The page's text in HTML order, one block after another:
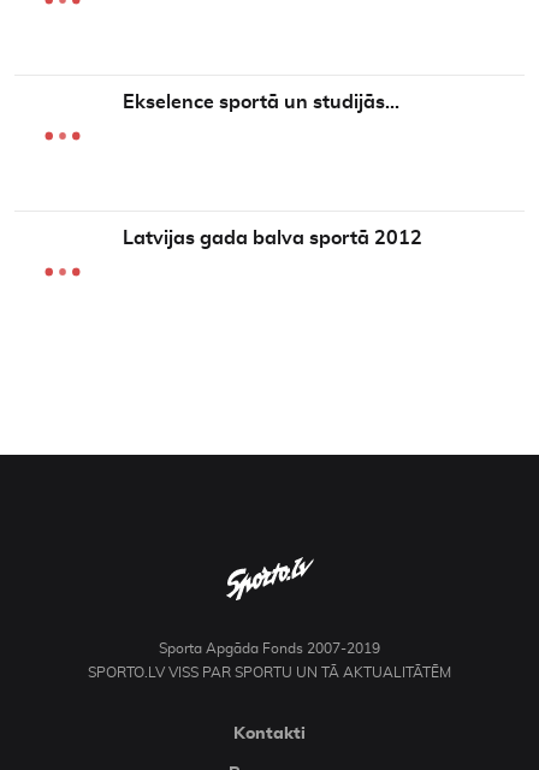
Ekselence sportā un studijās…
Latvijas gada balva sportā 2012
Sporta Apgāda Fonds 2007-2019
SPORTO.LV VISS PAR SPORTU UN TĀ AKTUALITĀTĒM
Kontakti